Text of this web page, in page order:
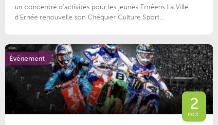
un concentré d’activités pour les jeunes Ernéens La Ville
d’Ernée renouvelle son Chéquier Culture Sport...
Événement
2
oct.